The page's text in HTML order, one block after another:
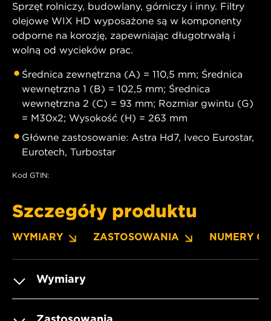
Sprzęt rolniczy, budowlany, górniczy i inny. Filtry
olejowe WIX HD wyposażone są w komponenty
odporne na korozję, zapewniając długotrwałą i
wolną od wycieków prac.
Średnica zewnętrzna (A) = 110,5 mm; Średnica
wewnętrzna 1 (B) = 102,5 mm; Średnica
wewnętrzna 2 (C) = 93 mm; Rozmiar gwintu (G)
= M30x2; Wysokość (H) = 263 mm
Główne zastosowanie: Astra Hd7, Iveco Eurostar,
Eurotech, Turbostar
Kod GTIN:
Szczegóły produktu
WYMIARY ZASTOSOWANIA NUMERY OE
Wymiary